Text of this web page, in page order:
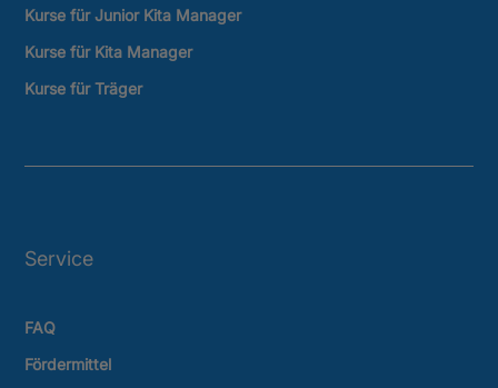
Kurse für Junior Kita Manager
Kurse für Kita Manager
Kurse für Träger
Service
FAQ
Fördermittel